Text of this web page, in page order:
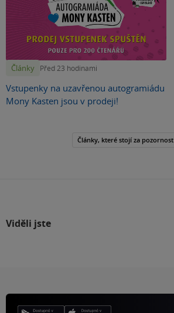
Články Před 23 hodinami
Vstupenky na uzavřenou autogramiádu
Mony Kasten jsou v prodeji!
Články, které stojí za pozornost
Viděli jste